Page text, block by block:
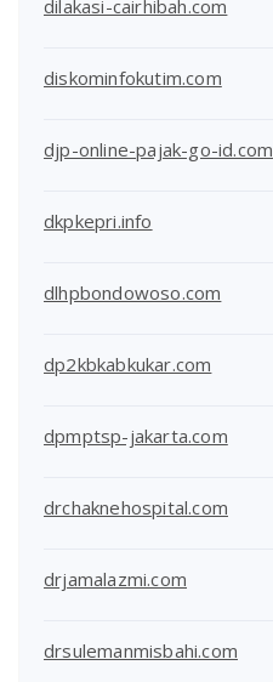
dilakasi-cairhibah.com
diskominfokutim.com
djp-online-pajak-go-id.com
dkpkepri.info
dlhpbondowoso.com
dp2kbkabkukar.com
dpmptsp-jakarta.com
drchaknehospital.com
drjamalazmi.com
drsulemanmisbahi.com